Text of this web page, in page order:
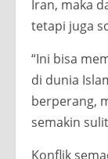
Iran, maka
tetapi juga
“Ini bisa
di dunia
berperang,
semakin
Konflik